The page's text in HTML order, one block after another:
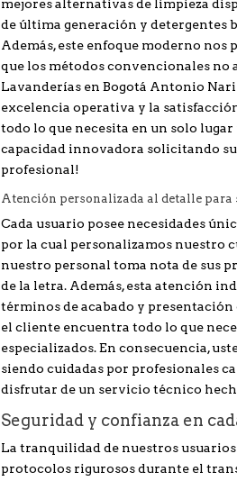
mejores alternativas de limpieza
de última generación y detergentes
Además, este enfoque moderno
que los métodos convencionales no
Lavanderías en Bogotá Antonio
excelencia operativa y la
todo lo que necesita en un solo
capacidad innovadora solicitando
profesional!
Atención personalizada al detalle para
Cada usuario posee necesidades
por la cual personalizamos nuestro
nuestro personal toma nota de sus
de la letra. Además, esta atención
términos de acabado y
el cliente encuentra todo lo que
especializados. En consecuencia,
siendo cuidadas por profesionales
disfrutar de un servicio técnico
Seguridad y confianza en
La tranquilidad de nuestros
protocolos rigurosos durante el